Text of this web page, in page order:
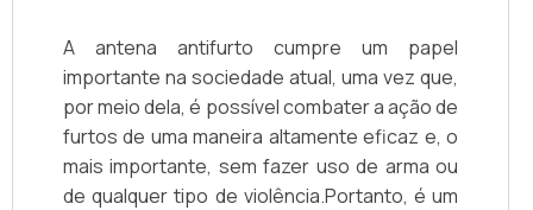
A antena antifurto cumpre um papel
importante na sociedade atual, uma vez que,
por meio dela, é possível combater a ação de
furtos de uma maneira altamente eficaz e, o
mais importante, sem fazer uso de arma ou
de qualquer tipo de violência.Portanto, é um